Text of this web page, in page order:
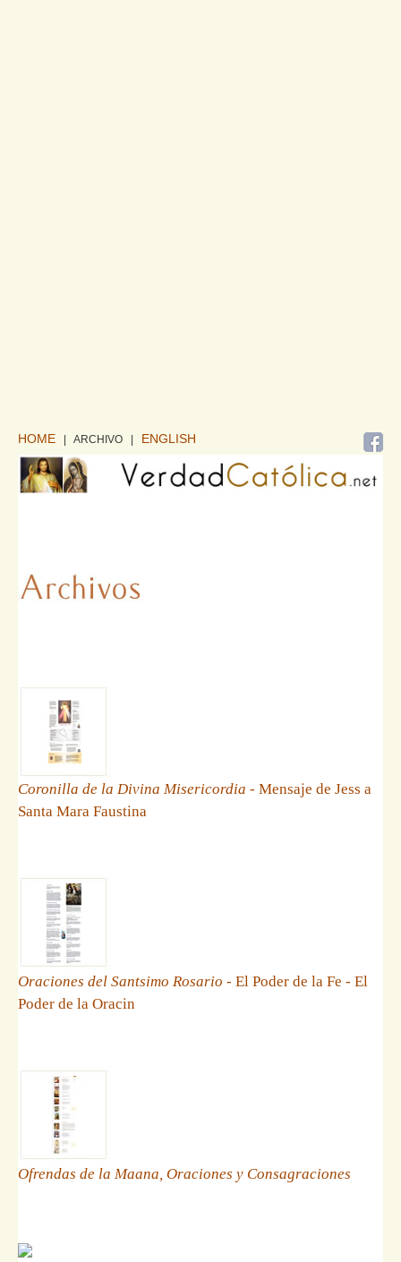
HOME | ARCHIVO ENGLISH
Coronilla de la Divina Misericordia - Mensaje de Jess a
Santa Mara Faustina
Oraciones del Santsimo Rosario - El Poder de la Fe - El
Poder de la Oracin
Ofrendas de la Maana, Oraciones y Consagraciones